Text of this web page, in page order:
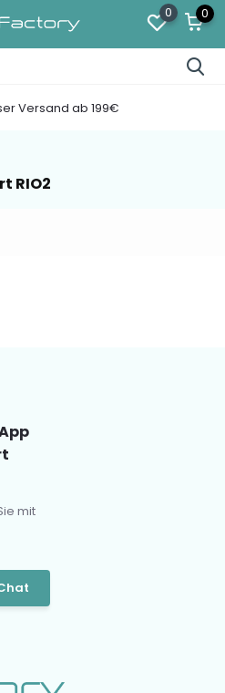
0 0
Versand ab 199€
RIO2
mit